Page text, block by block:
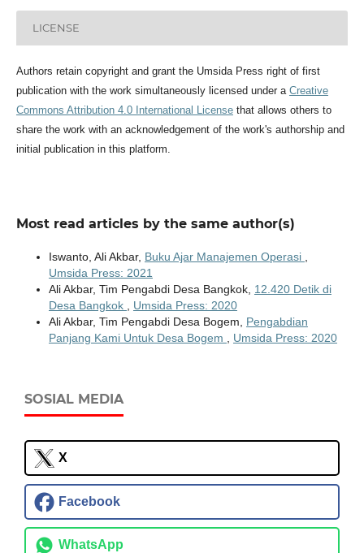
LICENSE
Authors retain copyright and grant the Umsida Press right of first
publication with the work simultaneously licensed under a Creative
Commons Attribution 4.0 International Licensethat allows others to
share the work with an acknowledgement of the work's authorship and
initial publication in this platform.
Most read articles by the same author(s)
Iswanto, Ali Akbar, Buku Ajar Manajemen Operasi
Umsida Press: 2021
Ali Akbar, Tim Pengabdi Desa Bangkok, 12.420 Detik di
Desa Bangkok
Umsida Press: 2020
Ali Akbar, Tim Pengabdi Desa Bogem, Pengabdian
Panjang Kami Untuk Desa Bogem
Umsida Press: 2020
SOSIAL MEDIA
X
Facebook
WhatsApp